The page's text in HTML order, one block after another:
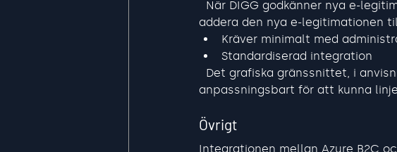
När DIGG godkänner nya e-
addera den nya e-legitimationen
Kräver minimalt med
Standardiserad integration
Det grafiska gränssnittet, i
anpassningsbart för att kunna
Övrigt
Integrationen mellan Azure B2C